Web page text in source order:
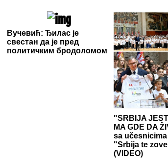
Вучевић: Ђилас је
свестан да је пред
политичким бродоломом
"SRBIJA
MA GDE DA
sa
"Srbija te
(VIDEO)